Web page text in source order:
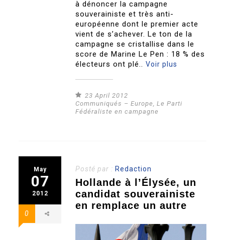
à dénoncer la campagne
souverainiste et très anti-
européenne dont le premier acte
vient de s’achever. Le ton de la
campagne se cristallise dans le
score de Marine Le Pen : 18 % des
électeurs ont plé..Voir plus
23 April 2012
Communiqués – Europe,Le Parti
Fédéraliste en campagne
May
07
2012
0
Posté par : Redaction
Hollande à l’Élysée, un
candidat souverainiste
en remplace un autre